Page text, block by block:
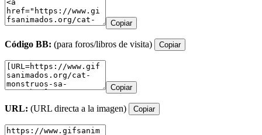
Copiar
Código BB: (para foros/libros de visita) Copiar
Copiar
URL: (URL directa a la imagen) Copiar